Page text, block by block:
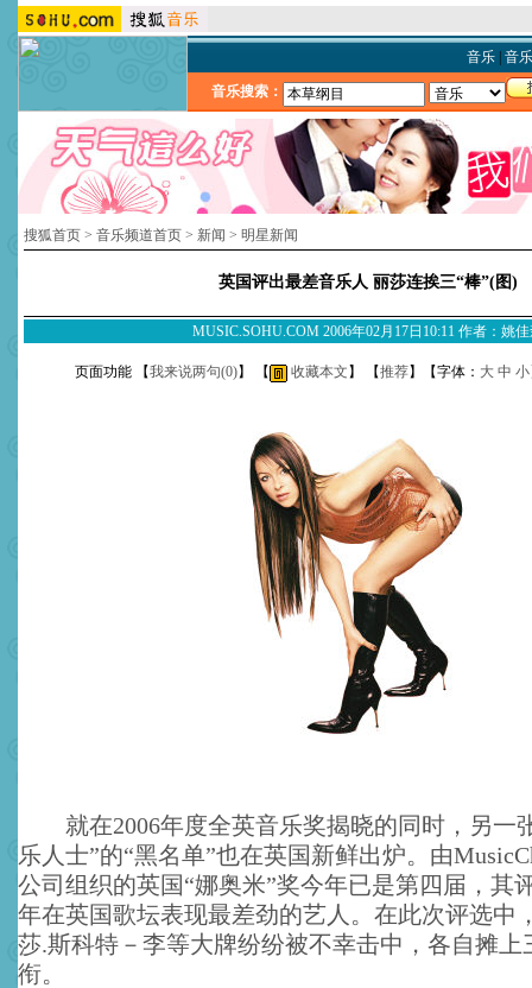
音乐| 音
音乐搜索：
搜狐首页 > 音乐频道首页 > 新闻 > 明星新闻
英国评出最差音乐人 丽莎连挨三“棒”(图)
MUSIC.SOHU.COM 2006年02月17日10:11 作者：姚
页面功能 【我来说两句(0)】 【 收藏本文 】 【推荐】【字体： 大 中 小
就在2006年度全英音乐奖揭晓的同时，另一
乐人士”的“黑名单”也在英国新鲜出炉。由
公司组织的英国“娜奥米”奖今年已是第四届，其
年在英国歌坛表现最差劲的艺人。在此次评选中
莎.斯科特－李等大牌纷纷被不幸击中，各自摊上
衔。